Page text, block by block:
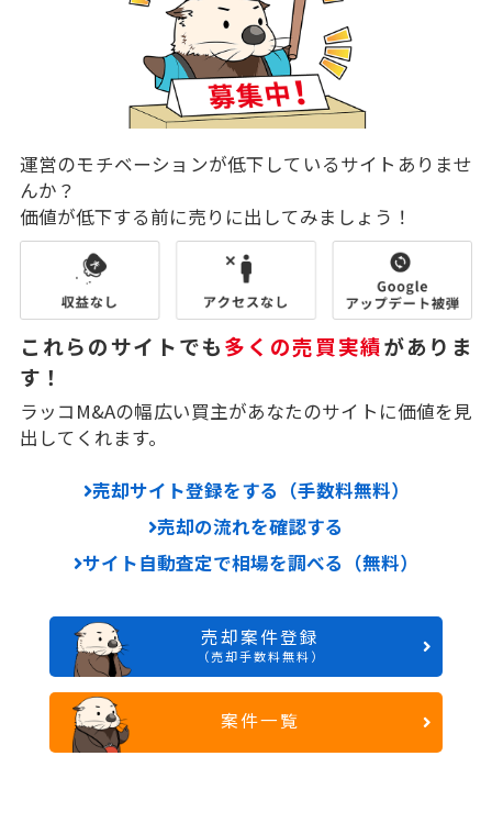
運営のモチベーションが低下しているサイトありませ
んか？
価値が低下する前に売りに出してみましょう！
これらのサイトでも多くの売買実績がありま
す！
ラッコM&Aの幅広い買主があなたのサイトに価値を見
出してくれます。
売却サイト登録をする（手数料無料）
売却の流れを確認する
サイト自動査定で相場を調べる（無料）
売却案件登録
（売却手数料無料）
案件一覧